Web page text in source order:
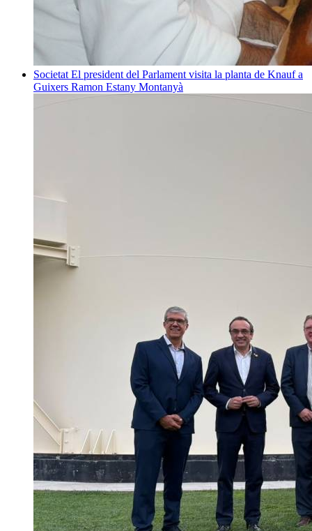
Societat El president del Parlament visita la planta de Knauf a
Guixers Ramon Estany Montanyà